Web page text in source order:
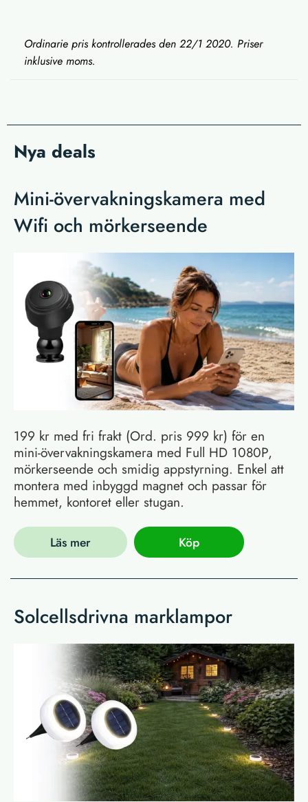
Ordinarie pris kontrollerades den 22/1 2020. Priser
inklusive moms.
Nya deals
Mini-övervakningskamera med
Wifi och mörkerseende
199 kr med fri frakt (Ord. pris 999 kr) för en
mini-övervakningskamera med Full HD 1080P,
mörkerseende och smidig appstyrning. Enkel att
montera med inbyggd magnet och passar för
hemmet, kontoret eller stugan.
Läs mer Köp
Solcellsdrivna marklampor